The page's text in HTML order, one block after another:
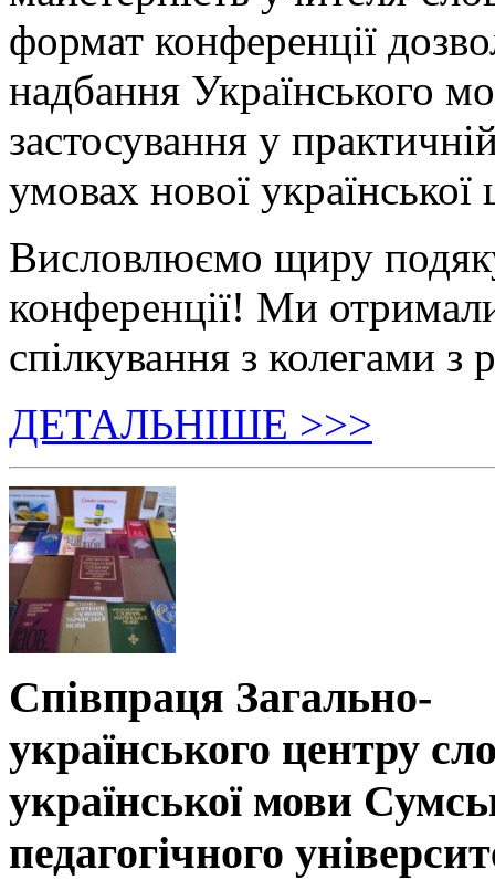
формат конференції
надбання Українського
застосування у
умовах нової
Висловлюємо щиру
конференції! Ми
спілкування з колегами з
ДЕТАЛЬНІШЕ >>>
Співпраця Загально-
українського центру
української мови
педагогічного